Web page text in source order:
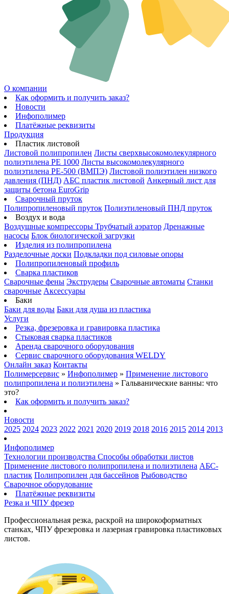
О компании
Как оформить и получить заказ?
Новости
Инфополимер
Платёжные реквизиты
Продукция
Пластик листовой
Листовой полипропилен Листы сверхвысокомолекулярного
полиэтилена PE 1000 Листы высокомолекулярного
полиэтилена РЕ-500 (ВМПЭ) Листовой полиэтилен низкого
давления (ПНД) АБС пластик листовой Анкерный лист для
защиты бетона EuroGrip
Сварочный пруток
Полипропиленовый пруток Полиэтиленовый ПНД пруток
Воздух и вода
Воздушные компрессоры Трубчатый аэратор Дренажные
насосы Блок биологической загрузки
Изделия из полипропилена
Разделочные доски Подкладки под силовые опоры
Полипропиленовый профиль
Сварка пластиков
Сварочные фены Экструдеры Сварочные автоматы Станки
сварочные Аксессуары
Баки
Баки для воды Баки для душа из пластика
Услуги
Резка, фрезеровка и гравировка пластика
Стыковая сварка пластиков
Аренда сварочного оборудования
Сервис сварочного оборудования WELDY
Онлайн заказ Контакты
Полимерсервис » Инфополимер » Применение листового
полипропилена и полиэтилена » Гальванические ванны: что
это?
Как оформить и получить заказ?
Новости
2025 2024 2023 2022 2021 2020 2019 2018 2016 2015 2014 2013
Инфополимер
Технологии производства Способы обработки листов
Применение листового полипропилена и полиэтилена АБС-
пластик Полипропилен для бассейнов Рыбоводство
Сварочное оборудование
Платёжные реквизиты
Резка и ЧПУ фрезер
Профессиональная резка, раскрой на широкоформатных
станках, ЧПУ фрезеровка и лазерная гравировка пластиковых
листов.